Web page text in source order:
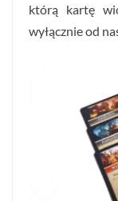
którą kartę
wyłącznie od